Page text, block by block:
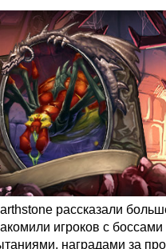
рассказали
игроков с
наградами за